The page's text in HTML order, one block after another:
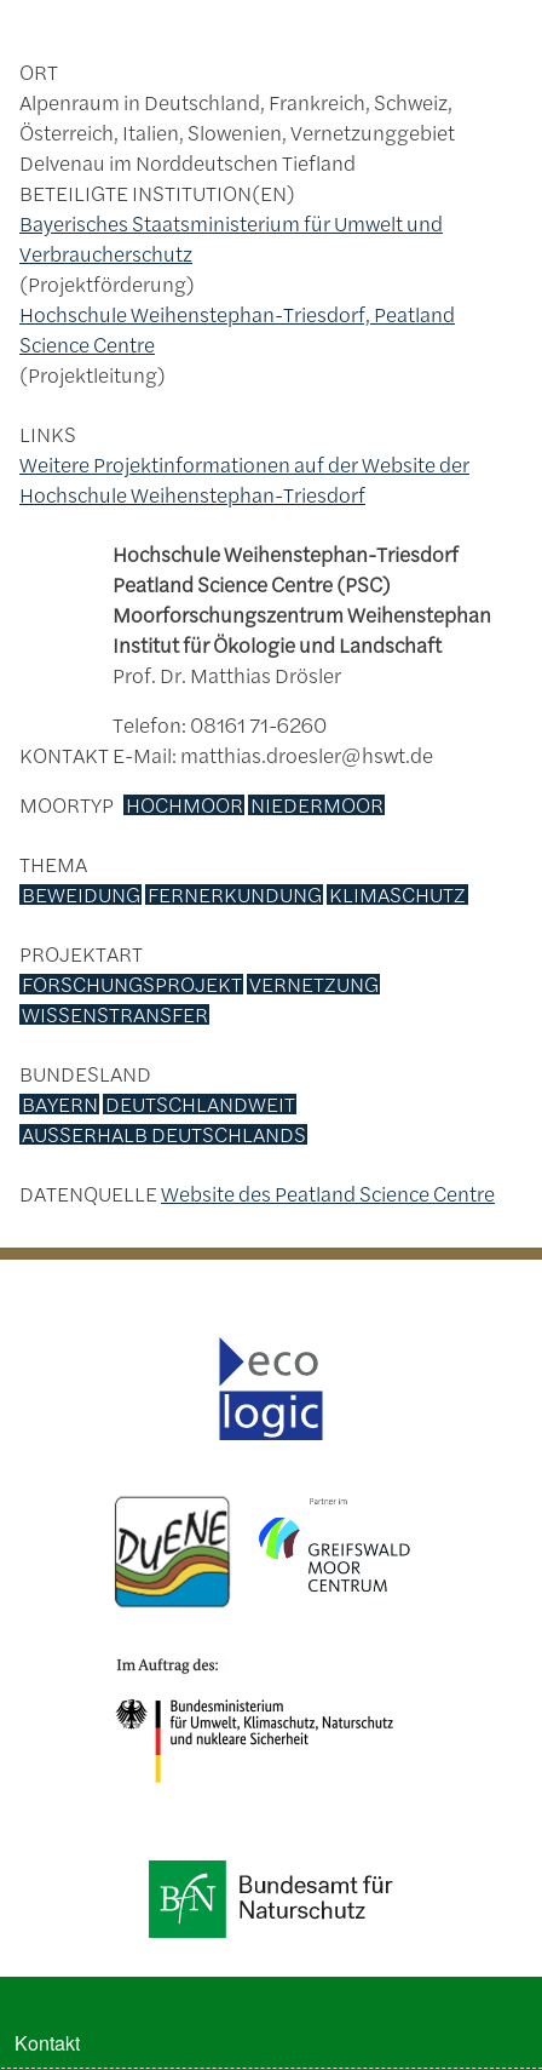
ORT
Alpenraum in Deutschland, Frankreich, Schweiz,
Österreich, Italien, Slowenien, Vernetzunggebiet
Delvenau im Norddeutschen Tiefland
BETEILIGTE INSTITUTION(EN)
Bayerisches Staatsministerium für Umwelt und
Verbraucherschutz
Projektförderung
Hochschule Weihenstephan-Triesdorf, Peatland
Science Centre
Projektleitung
LINKS
Weitere Projektinformationen auf der Website der
Hochschule Weihenstephan-Triesdorf
KONTAKT
Hochschule Weihenstephan-Triesdorf
Peatland Science Centre (PSC)
Moorforschungszentrum Weihenstephan
Institut für Ökologie und Landschaft
Prof. Dr. Matthias Drösler
Telefon: 08161 71-6260
E-Mail: matthias.droesler@hswt.de
MOORTYP HOCHMOOR NIEDERMOOR
THEMA
BEWEIDUNG FERNERKUNDUNG KLIMASCHUTZ
PROJEKTART
FORSCHUNGSPROJEKT VERNETZUNG
WISSENSTRANSFER
BUNDESLAND
BAYERN DEUTSCHLANDWEIT
AUSSERHALB DEUTSCHLANDS
DATENQUELLEWebsite des Peatland Science Centre
Kontakt